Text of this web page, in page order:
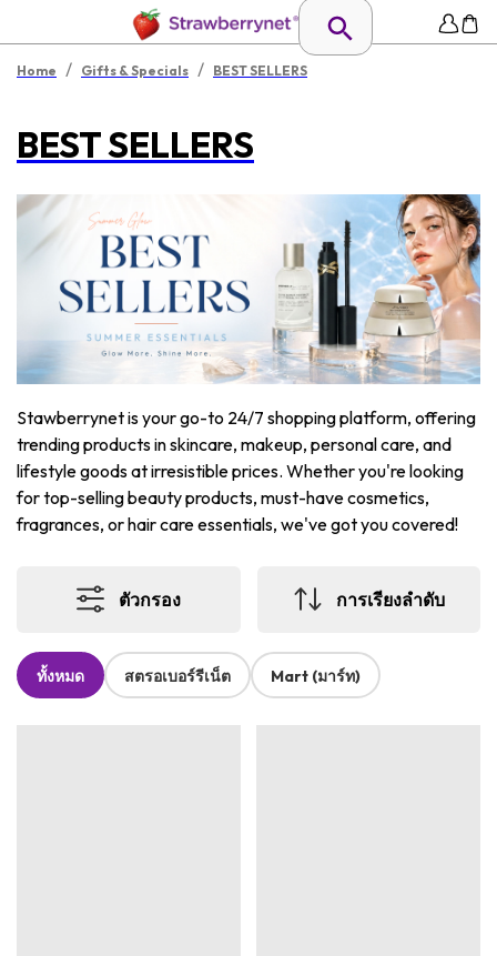
Home / Gifts & Specials / BEST SELLERS
BEST SELLERS
Stawberrynet is your go-to 24/7 shopping platform, offering
trending products in skincare, makeup, personal care, and
lifestyle goods at irresistible prices. Whether you're looking
for top-selling beauty products, must-have cosmetics,
fragrances, or hair care essentials, we've got you covered!
ตัวกรอง การเรียงลำดับ
ทั้งหมด สตรอเบอร์รีเน็ต Mart (มาร์ท)